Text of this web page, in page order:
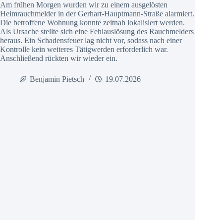
Am frühen Morgen wurden wir zu einem ausgelösten
Heimrauchmelder in der Gerhart-Hauptmann-Straße alarmiert.
Die betroffene Wohnung konnte zeitnah lokalisiert werden.
Als Ursache stellte sich eine Fehlauslösung des Rauchmelders
heraus. Ein Schadensfeuer lag nicht vor, sodass nach einer
Kontrolle kein weiteres Tätigwerden erforderlich war.
Anschließend rückten wir wieder ein.
Benjamin Pietsch 19.07.2026